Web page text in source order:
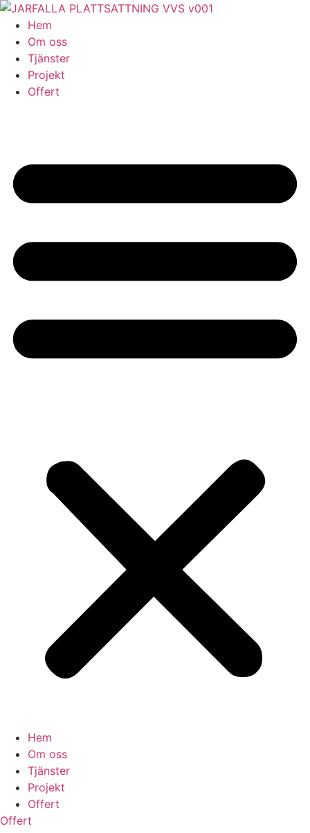
Skip
content
Hem
Om oss
Tjänster
Projekt
Offert
Hem
Om oss
Tjänster
Projekt
Offert
Offert